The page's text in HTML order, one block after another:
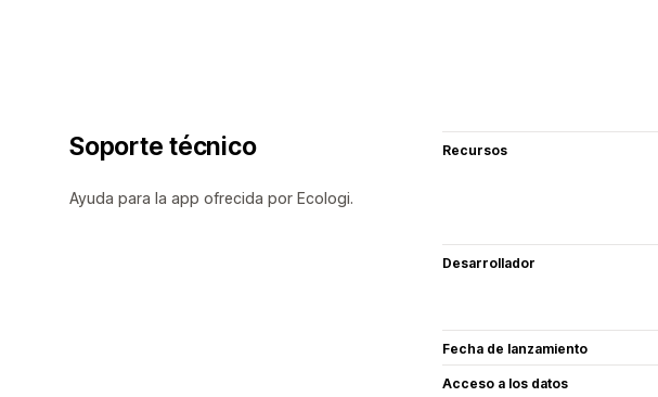
Soporte técnico
Ayuda para la app ofrecida por Ecologi.
Recursos
Desarrollador
Fecha de lanzamiento
Acceso a los datos